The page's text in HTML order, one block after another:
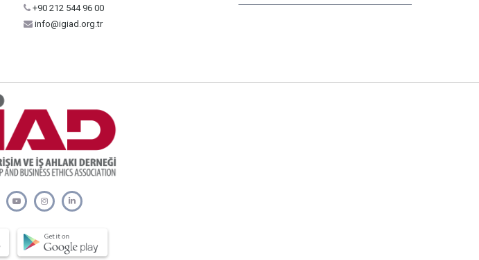
+90 212 544 96 00
info@igiad.org.tr